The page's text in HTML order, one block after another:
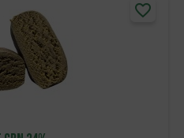
favorite_border